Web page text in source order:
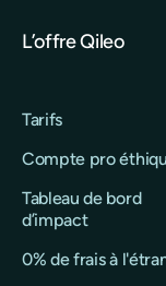
L’offre Qileo
Tarifs
Compte pro
Tableau de bord
d’impact
0% de frais à